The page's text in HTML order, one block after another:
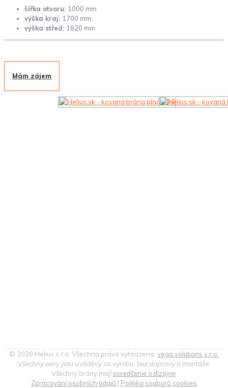
šířka otvoru: 1000 mm
výška kraj: 1700 mm
výška střed: 1820 mm
Mám zájem
© 2026 Helius s.r.o. Všechna práva vyhrazena. vega solutions s.r.o.
Všechny ceny jsou uváděny za výrobu, bez dopravy a montáže.
Všechny brány majíosvedčenie o dizajne.
Zpracování osobních údajů | Politika souborů cookies